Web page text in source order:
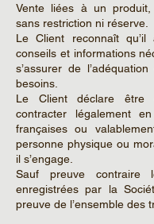
Vente liées à un
sans restriction ni réserve.
Le Client reconnaît
conseils et informations
s’assurer de
besoins.
Le Client déclare être
contracter légalement
françaises ou
personne physique ou
il s’engage.
Sauf preuve contraire
enregistrées par la
preuve de l’ensemble des